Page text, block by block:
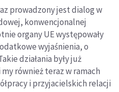
prowadzony jest dialog w
konwencjonalnej
organy UE występowały
wyjaśnienia, o
działania były już
również teraz w ramach
i przyjacielskich relacji